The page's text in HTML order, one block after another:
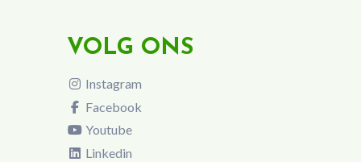
VOLG ONS
Instagram
Facebook
Youtube
Linkedin